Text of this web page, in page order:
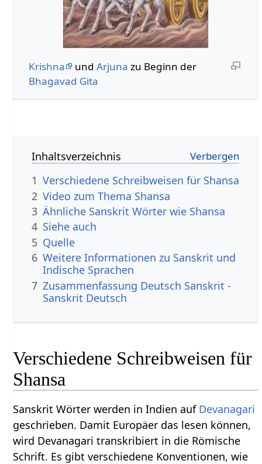
Krishna und Arjuna zu Beginn der
Bhagavad Gita
Inhaltsverzeichnis
1 Verschiedene Schreibweisen für Shansa
2 Video zum Thema Shansa
3 Ähnliche Sanskrit Wörter wie Shansa
4 Siehe auch
5 Quelle
6 Weitere Informationen zu Sanskrit und
Indische Sprachen
7 Zusammenfassung Deutsch Sanskrit -
Sanskrit Deutsch
Verschiedene Schreibweisen für
Shansa
Sanskrit Wörter werden in Indien auf Devanagari
geschrieben. Damit Europäer das lesen können,
wird Devanagari transkribiert in die Römische
Schrift. Es gibt verschiedene Konventionen, wie